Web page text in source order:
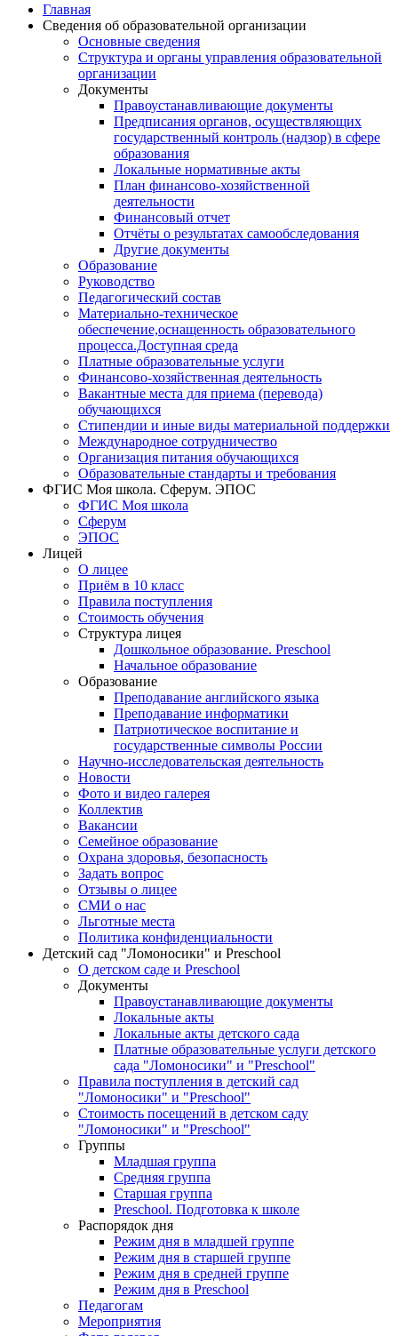
Главная
Сведения об образовательной организации
Основные сведения
Структура и органы управления образовательной
организации
Документы
Правоустанавливающие документы
Предписания органов, осуществляющих
государственный контроль (надзор) в сфере
образования
Локальные нормативные акты
План финансово-хозяйственной
деятельности
Финансовый отчет
Отчёты о результатах самообследования
Другие документы
Образование
Руководство
Педагогический состав
Материально-техническое
обеспечение,оснащенность образовательного
процесса.Доступная среда
Платные образовательные услуги
Финансово-хозяйственная деятельность
Вакантные места для приема (перевода)
обучающихся
Стипендии и иные виды материальной поддержки
Международное сотрудничество
Организация питания обучающихся
Образовательные стандарты и требования
ФГИС Моя школа. Сферум. ЭПОС
ФГИС Моя школа
Сферум
ЭПОС
Лицей
О лицее
Приём в 10 класс
Правила поступления
Стоимость обучения
Структура лицея
Дошкольное образование. Preschool
Начальное образование
Образование
Преподавание английского языка
Преподавание информатики
Патриотическое воспитание и
государственные символы России
Научно-исследовательская деятельность
Новости
Фото и видео галерея
Коллектив
Вакансии
Семейное образование
Охрана здоровья, безопасность
Задать вопрос
Отзывы о лицее
СМИ о нас
Льготные места
Политика конфиденциальности
Детский сад "Ломоносики" и Preschool
О детском саде и Preschool
Документы
Правоустанавливающие документы
Локальные акты
Локальные акты детского сада
Платные образовательные услуги детского
сада "Ломоносики" и "Preschool"
Правила поступления в детский сад
"Ломоносики" и "Preschool"
Стоимость посещений в детском саду
"Ломоносики" и "Preschool"
Группы
Младшая группа
Средняя группа
Старшая группа
Preschool. Подготовка к школе
Распорядок дня
Режим дня в младшей группе
Режим дня в старшей группе
Режим дня в средней группе
Режим дня в Preschool
Педагогам
Мероприятия